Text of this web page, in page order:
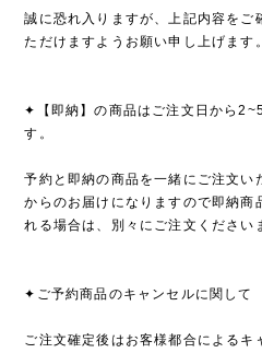
誠に恐れ入りますが、上記内容をご
ただけますようお願い申し上げます。
✦【即納】の商品はご注文日から
す。
予約と即納の商品を一緒にご注文い
からのお届けになりますので即納商
れる場合は、別々にご注文ください
✦ご予約商品のキャンセルに関して
ご注文確定後はお客様都合によるキ